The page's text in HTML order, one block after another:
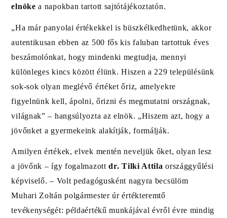
elnökea napokban tartott sajtótájékoztatón.
„Ha már panyolai értékekkel is büszkélkedhetünk, akkor
autentikusan ebben az 500 fős kis faluban tartottuk éves
beszámolónkat, hogy mindenki megtudja, mennyi
különleges kincs között élünk. Hiszen a 229 településünk
sok-sok olyan meglévő értéket őriz, amelyekre
figyelnünk kell, ápolni, őrizni és megmutatni országnak,
világnak” – hangsúlyozta az elnök. „Hiszem azt, hogy a
jövőnket a gyermekeink alakítják, formálják.
Amilyen értékek, elvek mentén neveljük őket, olyan lesz
a jövőnk – így fogalmazottdr. Tilki Attilaországgyűlési
képviselő. – Volt pedagógusként nagyra becsülöm
Muhari Zoltán polgármester úr értékteremtő
tevékenységét: példaértékű munkájával évről évre mindig